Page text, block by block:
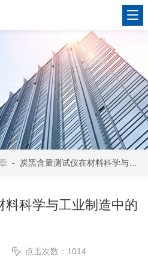
- 炭黑含量测试仪在材料科学与工业制造中的重要性
料科学与工业制造中的
点击次数：1014